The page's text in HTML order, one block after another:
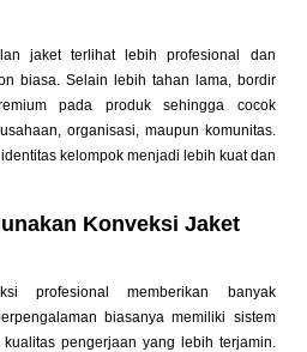
jaket terlihat lebih profesional dan
biasa. Selain lebih tahan lama, bordir
pada produk sehingga cocok
organisasi, maupun komunitas.
kelompok menjadi lebih kuat dan
Konveksi Jaket
profesional memberikan banyak
biasanya memiliki sistem
pengerjaan yang lebih terjamin.